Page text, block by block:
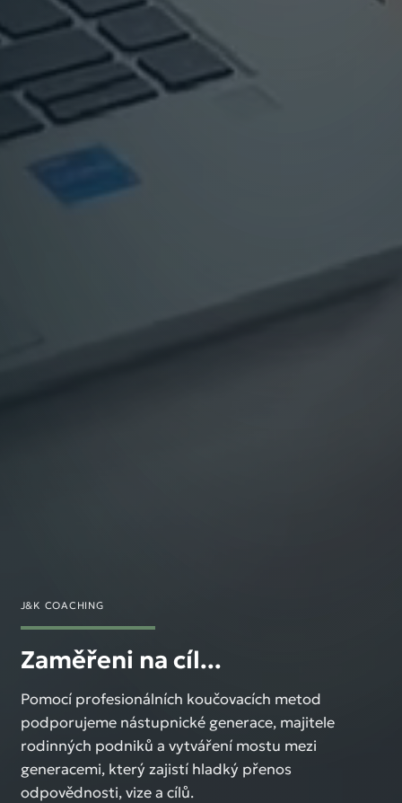
Naše služby
Průběh a typy spolupráce
J&K COACHING
Zaměřeni na cíl...
Pomocí profesionálních koučovacích metod
podporujeme nástupnické generace, majitele
rodinných podniků a vytváření mostu mezi
generacemi, který zajistí hladký přenos
odpovědnosti, vize a cílů.